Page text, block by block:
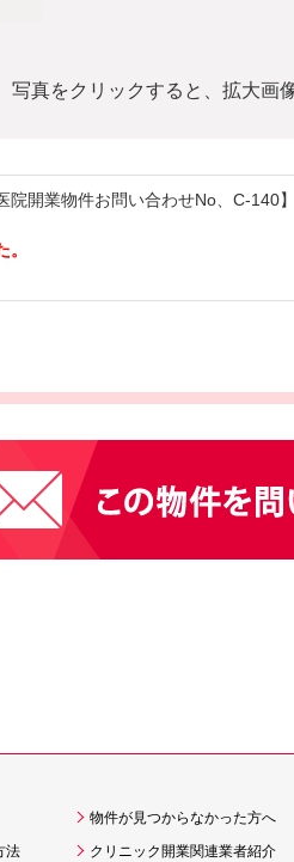
写真をクリックすると、拡大画
院開業物件お問い合わせNo、C-140】
法
物件が見つからなかった方へ
クリニック開業関連業者紹介